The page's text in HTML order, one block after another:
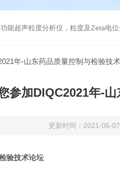
电位分析仪，超声波粒度仪，澄清度检查专用伞棚灯
年-山东药品质量控制与检验技
参加DIQC2021年-
更新时间：2021-05-
验技术论坛